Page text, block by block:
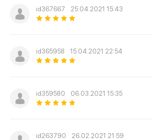
id367667 25.04.2021 15:43
id365958 15.04.2021 22:54
id359580 06.03.2021 15:35
id263790 26.02.2021 21:59